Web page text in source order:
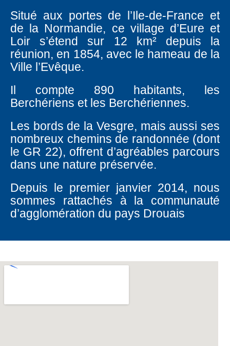
Situé aux portes de l’Ile-de-France et
de la Normandie, ce village d’Eure et
Loir s’étend sur 12 km² depuis la
réunion, en 1854, avec le hameau de la
Ville l’Evêque.
Il compte 890 habitants, les
Berchériens et les Berchériennes.
Les bords de la Vesgre, mais aussi ses
nombreux chemins de randonnée (dont
le GR 22), offrent d’agréables parcours
dans une nature préservée.
Depuis le premier janvier 2014, nous
sommes rattachés à la communauté
d’agglomération du pays Drouais